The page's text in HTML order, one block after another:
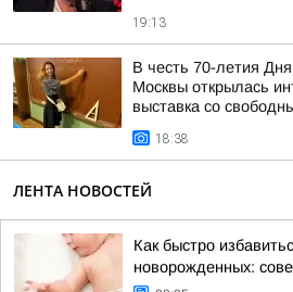
19:13
В честь 70-летия
Москвы открылась
выставка со
18:38
ЛЕНТА НОВОСТЕЙ
Как быстро
новорожденных: